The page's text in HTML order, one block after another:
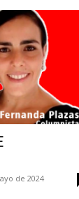
de 2024